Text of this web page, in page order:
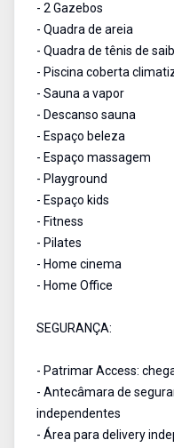
- 2 Gazebos
- Quadra de areia
- Quadra de tênis de
- Piscina coberta
- Sauna a vapor
- Descanso sauna
- Espaço beleza
- Espaço massagem
- Playground
- Espaço kids
- Fitness
- Pilates
- Home cinema
- Home Office
SEGURANÇA:
- Patrimar Access:
- Antecâmara de
independentes
- Área para delivery